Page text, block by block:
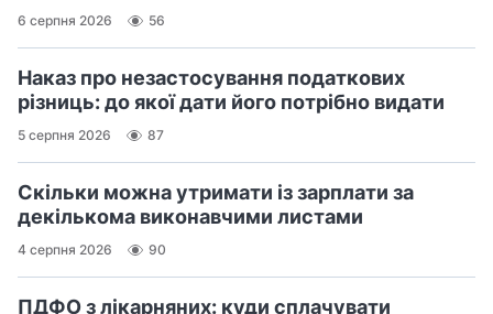
6 серпня 2026 56
Наказ про незастосування податкових
різниць: до якої дати його потрібно видати
5 серпня 2026 87
Скільки можна утримати із зарплати за
декількома виконавчими листами
4 серпня 2026 90
ПДФО з лікарняних: куди сплачувати